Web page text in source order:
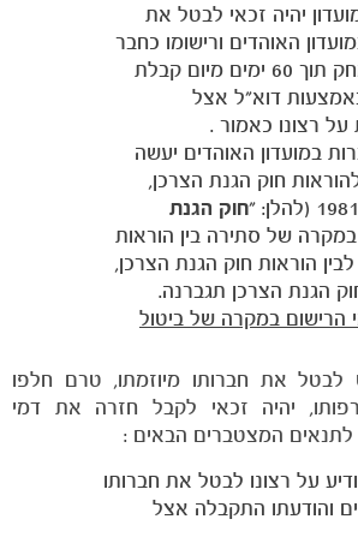
יהיה זכאי לבטל את
האוהדים ורישומו כחבר
יבוטל וימחק תוך 60 ימים מיום קבלת
דוא"ל אצל
רצונו כאמור .
במועדון האוהדים יעשה
חוק הגנת הצרכן,
חוק הגנת
של סתירה בין הוראות
לבין הוראות חוק הגנת הצרכן,
הגנת הצרכן תגברנה.
הרישום במקרה של ביטול
לבטל את חברותו מיוזמתו, טרם חלפו
יהיה זכאי לקבל חזרה את דמי
לתנאים המצטברים הבאים :
על רצונו לבטל את חברותו
והודעתו התקבלה אצל